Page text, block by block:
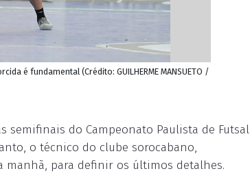
é fundamental (Crédito: GUILHERME MANSUETO /
do Campeonato Paulista de Futsal
o técnico do clube sorocabano,
para definir os últimos detalhes.